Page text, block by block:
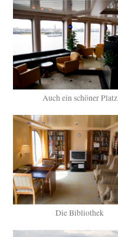
Auch ein schöner Platz
Die Bibliothek